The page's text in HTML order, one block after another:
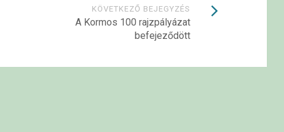
KÖVETKEZŐ BEJEGYZÉS
A Kormos 100 rajzpályázat
befejeződött